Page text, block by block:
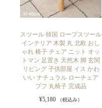
スツール 韓国 ロープスツール
インテリア 木製 丸 北欧 おし
ゃれ 椅子 チェア ニット オッ
トマン 足置き 天然木 脚 玄関
リビング 子供部屋 イス かわ
いい ナチュラル ローチェア
プフ 丸椅子 完成品
¥5,180 （税込み）